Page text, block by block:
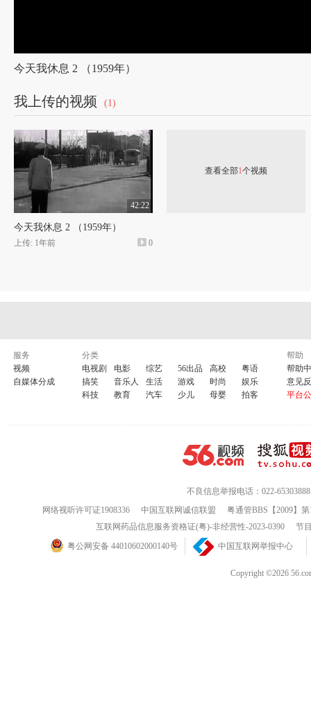
今天我休息 2 （1959年）
我上传的视频 (1)
42:22
今天我休息 2 （1959年）
上传: 1年前 0
查看全部1个视频
服务
视频
自媒体分成
分类
电视剧
电影 综艺 56出品 高校
粤语
搞笑
音乐人 生活 游戏 时尚
娱乐
科技
教育 汽车 少儿 母婴 拍客
帮助
帮助
意见
平台
不良信息举报电话：022-65303888
网络视听许可证1908336
中国互联网诚信联盟
粤通管BBS【2009】
互联网药品信息服务资格证(粤)-非经营性-2023-0390
节
粤公网安备 44010602000140号
中国互联网举报中心
Copyright ©2026